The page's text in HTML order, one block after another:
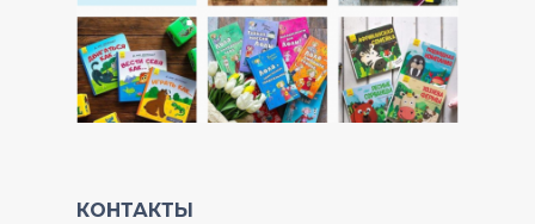
КОНТАКТЫ